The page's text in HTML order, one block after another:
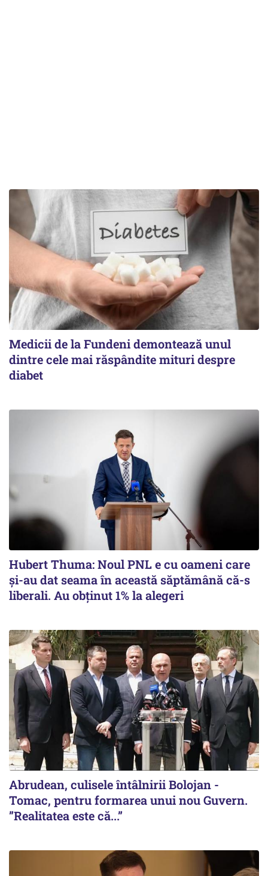
Medicii de la Fundeni demontează unul
dintre cele mai răspândite mituri despre
diabet
Hubert Thuma: Noul PNL e cu oameni care
și-au dat seama în această săptămână că-s
liberali. Au obținut 1% la alegeri
Abrudean, culisele întâlnirii Bolojan -
Tomac, pentru formarea unui nou Guvern.
”Realitatea este că...”